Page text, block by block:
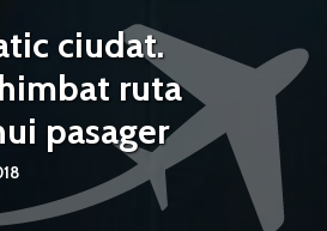
ciudat.
ruta
pasager